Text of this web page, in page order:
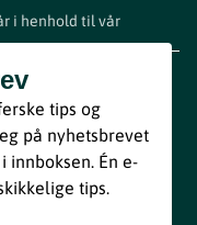
i henhold til vår
tips og
på nyhetsbrevet
innboksen. Én e-
tips.